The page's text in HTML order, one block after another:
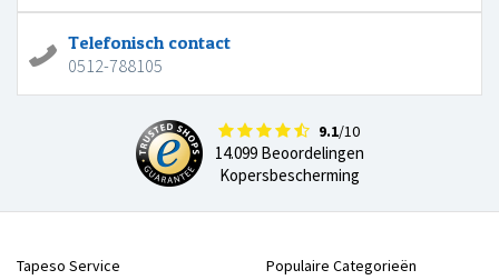
Telefonisch contact
0512-788105
9.1/10
14.099 Beoordelingen
Kopersbescherming
Tapeso Service
Populaire Categorieën